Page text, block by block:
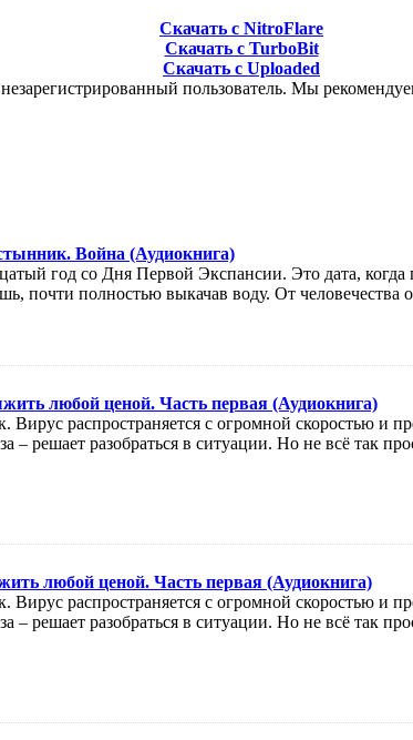
Скачать с NitroFlare
Скачать с TurboBit
Скачать с Uploaded
пользователь. Мы
Война (Аудиокнига)
год со Дня Первой Экспансии. Это дата,
почти полностью выкачав воду. От человечества
любой ценой. Часть первая (Аудиокнига)
Вирус распространяется с огромной скоростью и
– решает разобраться в ситуации. Но не всё так
любой ценой. Часть первая (Аудиокнига)
Вирус распространяется с огромной скоростью и
– решает разобраться в ситуации. Но не всё так